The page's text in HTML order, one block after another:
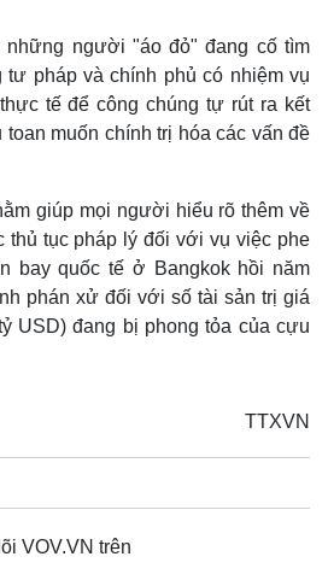
E-Magazine
những người "áo đỏ" đang cố tìm
tư pháp và chính phủ có nhiệm vụ
tế để công chúng tự rút ra kết
muốn chính trị hóa các vấn đề
giúp mọi người hiểu rõ thêm về
thủ tục pháp lý đối với vụ việc phe
bay quốc tế ở Bangkok hồi năm
phán xử đối với số tài sản trị giá
USD) đang bị phong tỏa của cựu
TTXVN
VOV.VN trên